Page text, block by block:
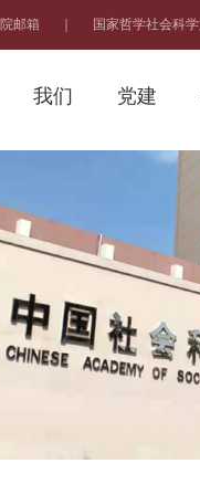
院邮箱 国家哲学社会科
我们 党建